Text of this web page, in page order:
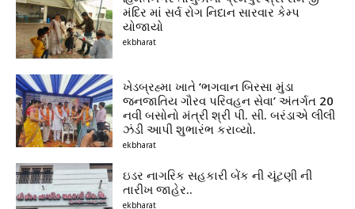
મંદિર માં સર્વ રોગ નિદાન સારવાર કેમ્પ
યોજાયો
ekbharat
ખેડબ્રહ્મા ખાતે ‘ભગવાન બિરસા મુંડા
જનજાતિય ગૌરવ પરિવહન સેવા’ અંતર્ગત 20
નવી બસોનો મંત્રી શ્રી પી. સી. બરંડાએ લીલી
ઝંડી આપી શુભારંભ કરાવ્યો.
ekbharat
ઇડર નાગરિક સહકારી બેંક ની ચૂંટણી ની
તારીખ જાહેર..
ekbharat